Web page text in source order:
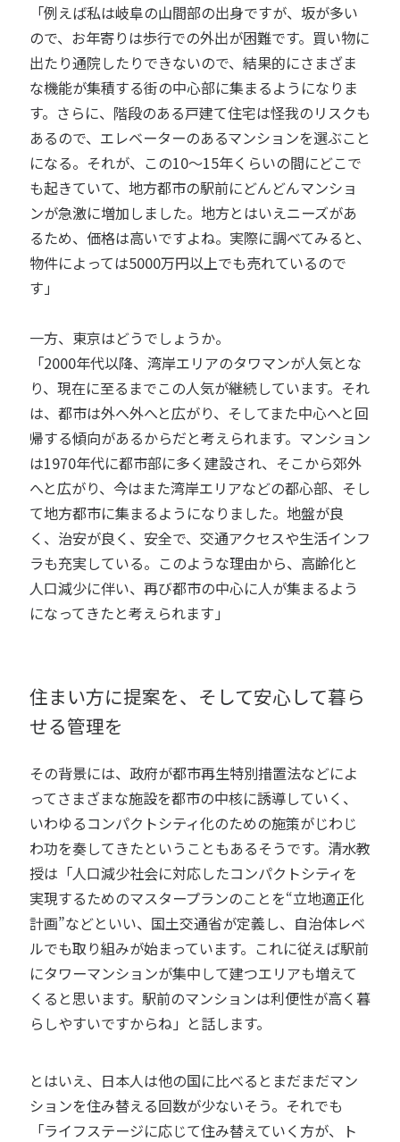
「例えば私は岐阜の山間部の出身ですが、坂が多い
ので、お年寄りは歩行での外出が困難です。買い物に
出たり通院したりできないので、結果的にさまざま
な機能が集積する街の中心部に集まるようになりま
す。さらに、階段のある戸建て住宅は怪我のリスクも
あるので、エレベーターのあるマンションを選ぶこと
になる。それが、この10〜15年くらいの間にどこで
も起きていて、地方都市の駅前にどんどんマンショ
ンが急激に増加しました。地方とはいえニーズがあ
るため、価格は高いですよね。実際に調べてみると、
物件によっては5000万円以上でも売れているので
す」
一方、東京はどうでしょうか。
「2000年代以降、湾岸エリアのタワマンが人気とな
り、現在に至るまでこの人気が継続しています。それ
は、都市は外へ外へと広がり、そしてまた中心へと回
帰する傾向があるからだと考えられます。マンション
は1970年代に都市部に多く建設され、そこから郊外
へと広がり、今はまた湾岸エリアなどの都心部、そし
て地方都市に集まるようになりました。地盤が良
く、治安が良く、安全で、交通アクセスや生活インフ
ラも充実している。このような理由から、高齢化と
人口減少に伴い、再び都市の中心に人が集まるよう
になってきたと考えられます」
住まい方に提案を、そして安心して暮ら
せる管理を
その背景には、政府が都市再生特別措置法などによ
ってさまざまな施設を都市の中核に誘導していく、
いわゆるコンパクトシティ化のための施策がじわじ
わ功を奏してきたということもあるそうです。清水教
授は「人口減少社会に対応したコンパクトシティを
実現するためのマスタープランのことを“立地適正化
計画”などといい、国土交通省が定義し、自治体レベ
ルでも取り組みが始まっています。これに従えば駅前
にタワーマンションが集中して建つエリアも増えて
くると思います。駅前のマンションは利便性が高く暮
らしやすいですからね」と話します。
とはいえ、日本人は他の国に比べるとまだまだマン
ションを住み替える回数が少ないそう。それでも
「ライフステージに応じて住み替えていく方が、ト